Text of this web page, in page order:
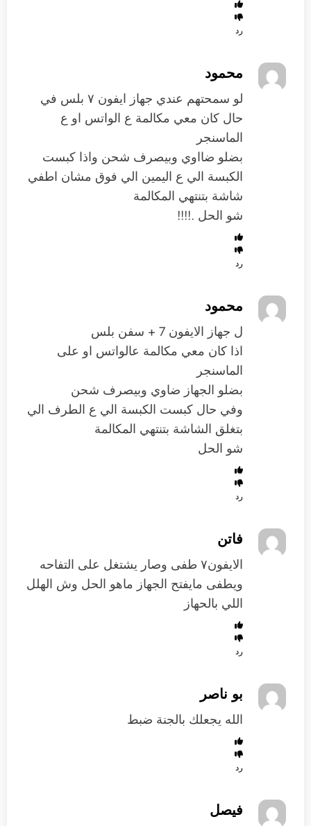
رد
محمود
لو سمحتهم عندي جهاز ايفون ٧ بلس في
حال كان معي مكالمة ع الواتس او ع
الماسنجر
بضلو ضااوي وبيصرف شحن واذا كبست
الكبسة الي ع اليمين الي فوق مشان اطفي
شاشة بتنتهي المكالمة
شو الحل .!!!!
رد
محمود
ل جهاز الايفون 7 + سفن بلس
اذا كان معي مكالمة عالواتس او على
الماسنجر
بضلو الجهاز ضاوي وبيصرف شحن
وفي حال كبست الكبسة الي ع الطرف الي
بتغلق الشاشة بتنتهي المكالمة
شو الحل
رد
فاتن
الايفون٧ طفى وصار يشتغل على التفاحه
ويطفى مايفتح الجهاز ماهو الحل وش الهلل
اللي بالحهاز
رد
بو ناصر
الله يجعلك بالجنة ضبط
رد
فيصل